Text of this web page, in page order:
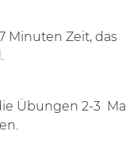
Minuten Zeit, das
Übungen 2-3 Mal